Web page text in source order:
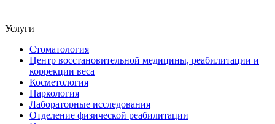
Услуги
Стоматология
Центр восстановительной медицины, реабилитации и
коррекции веса
Косметология
Наркология
Лабораторные исследования
Отделение физической реабилитации